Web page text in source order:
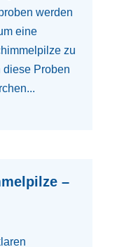
werden
eine
zu
diese Proben
–